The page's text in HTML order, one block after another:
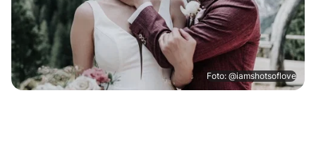
Foto: @iamshotsoflove